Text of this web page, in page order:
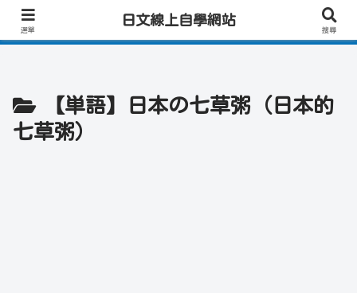
日文學習首選｜快速學會實用日文｜專業日籍老師一對一線上教學｜高效會話練
【単語】日本の七草粥（日本的
七草粥）
選單
日文線上自學網站
搜尋